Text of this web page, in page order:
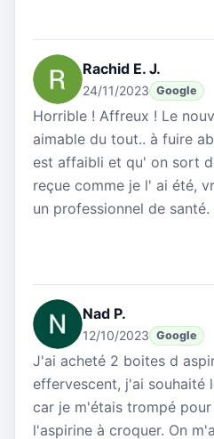
Rachid E. J.
24/11/2023 Google
Horrible ! Affreux ! Le
aimable du tout.. à fuire
est affaibli et qu' on sort
reçue comme je l' ai été,
un professionnel de santé.
Nad P.
12/10/2023 Google
J'ai acheté 2 boites d
effervescent, j'ai souhaité
car je m'étais trompé
l'aspirine à croquer. On